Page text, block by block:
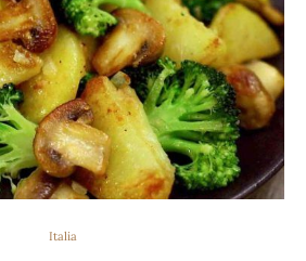
Italia